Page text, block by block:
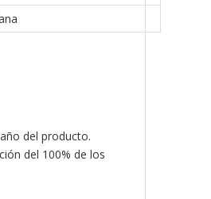
del producto.
del 100% de los